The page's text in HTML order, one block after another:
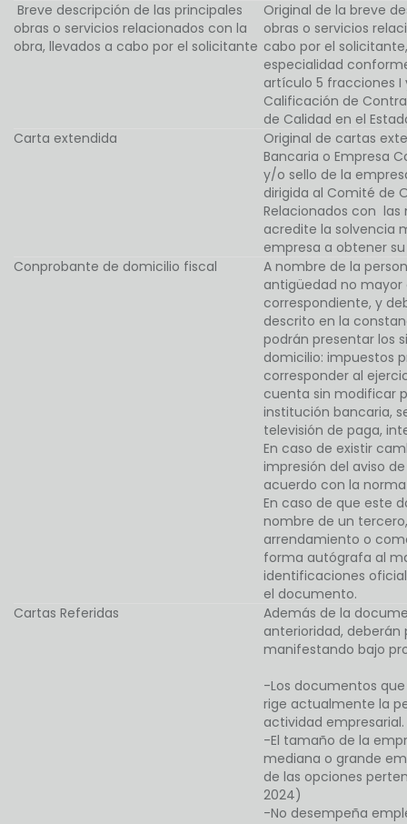
Breve descripción de las principales
obras o servicios relacionados con la
obra, llevados a cabo por el solicitante
Original de la breve
obras o servicios
cabo por el
especialidad
artículo 5 fracciones I
Calificación de
de Calidad en el
Carta extendida
Original de cartas
Bancaria o Empresa
y/o sello de la
dirigida al Comité de
Relacionados con las
acredite la solvencia
empresa a obtener
Conprobante de domicilio fiscal
A nombre de la
antigüedad no mayor
correspondiente, y
descrito en la
podrán presentar los
domicilio: impuestos
corresponder al
cuenta sin modificar
institución bancaria,
televisión de paga,
En caso de existir
impresión del aviso
acuerdo con la
En caso de que este
nombre de un
arrendamiento o
forma autógrafa al
identificaciones
el documento.
Cartas Referidas
Además de la
anterioridad, deberán
manifestando bajo
-Los documentos
rige actualmente la
actividad empresarial.
-El tamaño de la
mediana o grande
de las opciones
2024)
-No desempeña